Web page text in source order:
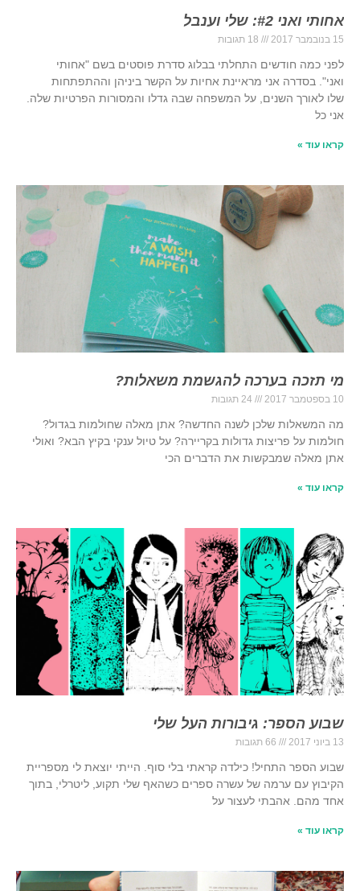
אחותי ואני #2: שלי וענבל
15 בנובמבר 2017
לפני כמה חודשים התחלתי בבלוג סדרת פוסטים בשם "אחותי
ואני". בסדרה אני מראיינת אחיות על הקשר ביניהן וההתפתחות
שלו לאורך השנים, על המשפחה שבה גדלו והמסורות הפרטיות שלה.
אני כל
קראו עוד »
מי תזכה בערכה להגשמת משאלות?
10 בספטמבר 2017
מה המשאלות שלכן לשנה החדשה? אתן מאלה שחולמות בגדול?
חולמות על פריצות גדולות בקריירה? על טיול ענקי בקיץ הבא? ואולי
אתן מאלה שמבקשות את הדברים הכי
קראו עוד »
שבוע הספר: גיבורות העל שלי
13 ביוני 2017
שבוע הספר התחיל! כילדה קראתי בלי סוף. הייתי יוצאת לי מספריית
הקיבוץ עם ערמה של עשרה ספרים כשהאף שלי תקוע, ליטרלי, בתוך
אחד מהם. אהבתי לעצור על
קראו עוד »